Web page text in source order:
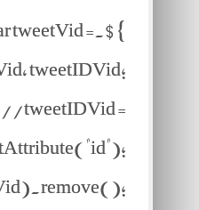
tweetVid =
tweetIDVid;
//tweetIDVid =